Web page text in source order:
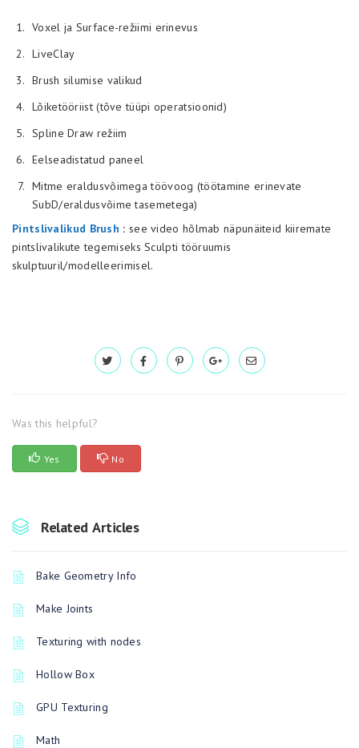
Voxel ja Surface-režiimi erinevus
LiveClay
Brush silumise valikud
Lõiketööriist (tõve tüüpi operatsioonid)
Spline Draw režiim
Eelseadistatud paneel
Mitme eraldusvõimega töövoog (töötamine erinevate
SubD/eraldusvõime tasemetega)
Pintslivalikud Brush : see video hõlmab näpunäiteid kiiremate
pintslivalikute tegemiseks Sculpti tööruumis
skulptuuril/modelleerimisel.
Was this helpful?
Yes No
Related Articles
Bake Geometry Info
Make Joints
Texturing with nodes
Hollow Box
GPU Texturing
Math